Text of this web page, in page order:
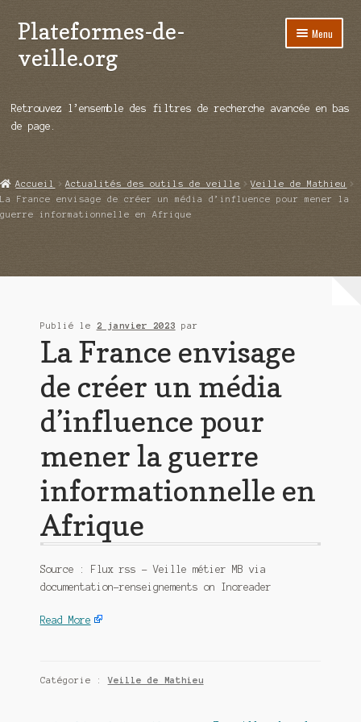
Aller
à
la
Aller
au
contenu
Plateformes-de-
veille.org
Menu
Répertoire d’ouitils
Démos vidéos
Ouvrir
Qui sommes-nous ?
Retrouvez l’ensemble des filtres de recherche avancée en bas
de page.
Accueil Actualités des outils de veille
Veille de Mathieu
La France envisage de créer un média d’influence pour mener la
guerre informationnelle en Afrique
Publié le 2 janvier 2023 par
La France envisage
de créer un média
d’influence pour
mener la guerre
informationnelle en
Afrique
Source : Flux rss – Veille métier MB via
documentation-renseignements on Inoreader
Read More
Catégorie :Veille de Mathieu